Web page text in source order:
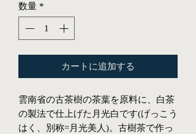
数量 *
カートに追加する
雲南省の古茶樹の茶葉を原料に、白茶
の製法で仕上げた月光白です(げっこう
はく、別称=月光美人)。古樹茶で作っ